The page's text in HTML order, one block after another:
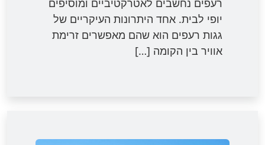
רעפים נחשבים לאטרקטיביים ומוסיפים
יופי לבית. אחד היתרונות העיקריים של
גגות רעפים הוא שהם מאפשרים זרימת
אוויר בין הקומה […]